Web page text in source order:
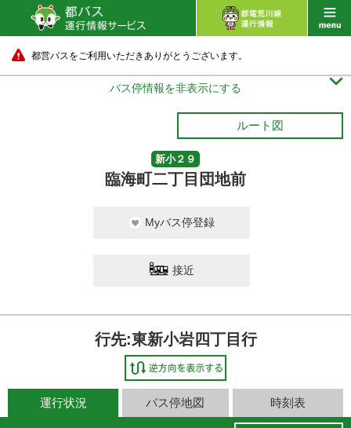
都営バスをご利用いただきありがとうございます。
バス停情報を非表示にする 
ルート図
新小２９
臨海町二丁目団地前
Myバス停登録
接近
行先:東新小岩四丁目行
運行状況 バス停地図 時刻表